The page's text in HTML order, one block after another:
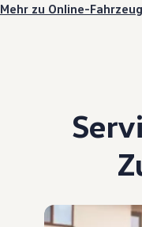
Mehr zu Online-